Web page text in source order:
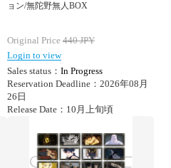
ョン/無陀野無人BOX
Original Price 440JPY
Login to view
Sales status： In Progress
Reservation Deadline：2026年08月
26日
Release Date：10月上旬頃